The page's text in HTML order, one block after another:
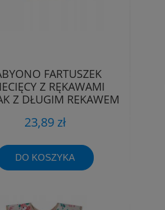
FARTUSZEK
Z RĘKAWAMI
Z DŁUGIM RĘKAWEM
23,89 zł
DO KOSZYKA